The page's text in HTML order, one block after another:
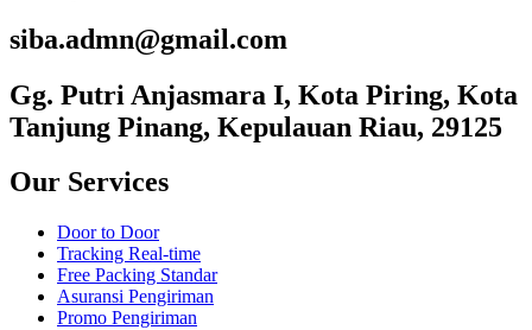
siba.admn@gmail.com
Gg. Putri Anjasmara I, Kota Piring, Kota
Tanjung Pinang, Kepulauan Riau, 29125
Our Services
Door to Door
Tracking Real-time
Free Packing Standar
Asuransi Pengiriman
Promo Pengiriman